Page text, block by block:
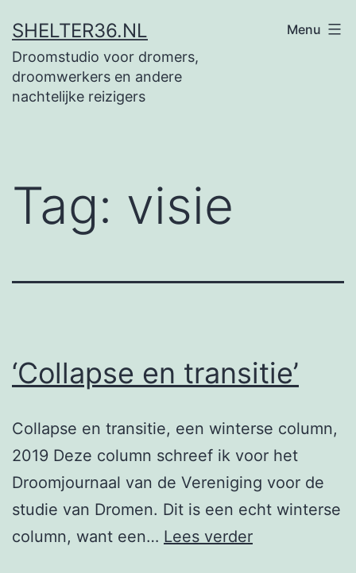
naar
de
inhoud
SHELTER36.NL
Droomstudio voor dromers,
droomwerkers en andere
nachtelijke reizigers
Menu
Tag: visie
‘Collapse en transitie’
Collapse en transitie, een winterse column,
2019 Deze column schreef ik voor het
Droomjournaal van de Vereniging voor de
studie van Dromen. Dit is een echt winterse
column, want een… Lees verder‘Collapse